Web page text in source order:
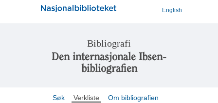
English
Bibliografi
Den internasjonale Ibsen-
bibliografien
Søk Verkliste Om bibliografien